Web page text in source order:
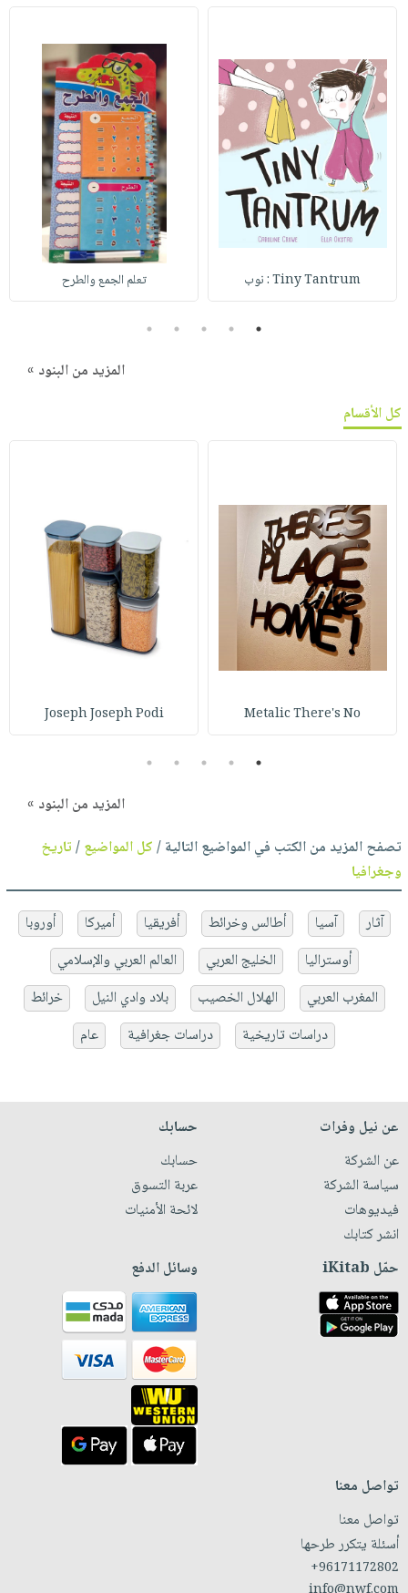
Tiny Tantrum : نوب تعلم الجمع والطرح
1
2
3
4
5
المزيد من البنود »
كل الأقسام
Metalic There's No
Joseph Joseph Podi
1
2
3
4
5
المزيد من البنود »
تصفح المزيد من الكتب في المواضيع التالية /كل المواضيع/تاريخ
وجغرافيا
آثار آسيا أطالس وخرائط أفريقيا أميركا
أوروبا
أوستراليا
الخليج العربي
العالم العربي والإسلامي
المغرب العربي
الهلال الخصيب بلاد وادي النيل
خرائط
دراسات تاريخية
دراسات جغرافية عام
عن نيل وفرات
عن الشركة
سياسة الشركة
فيديوهات
انشر كتابك
حسابك
حسابك
عربة التسوق
لائحة الأمنيات
حمّل iKitab وسائل الدفع
تواصل معنا
تواصل معنا
أسئلة يتكرر طرحها
+96171172802